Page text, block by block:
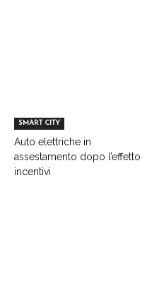
SMART CITY
Auto elettriche in
assestamento dopo l’effetto
incentivi